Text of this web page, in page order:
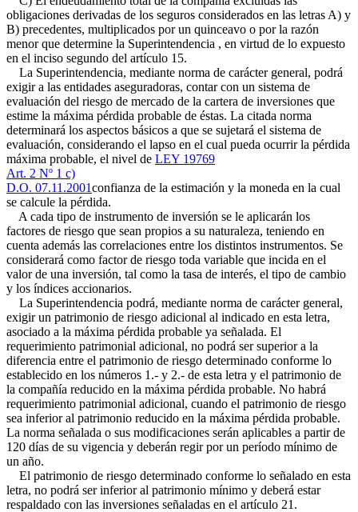
obligaciones derivadas de los seguros considerados en las letras A) y
B) precedentes, multiplicados por un quinceavo o por la razón
menor que determine la Superintendencia , en virtud de lo expuesto
en el inciso segundo del artículo 15.
La Superintendencia, mediante norma de carácter general, podrá
exigir a las entidades aseguradoras, contar con un sistema de
evaluación del riesgo de mercado de la cartera de inversiones que
estime la máxima pérdida probable de éstas. La citada norma
determinará los aspectos básicos a que se sujetará el sistema de
evaluación, considerando el lapso en el cual pueda ocurrir la pérdida
máxima probable, el nivel de LEY 19769
Art. 2 Nº 1 c)
D.O. 07.11.2001confianza de la estimación y la moneda en la cual
se calcule la pérdida.
A cada tipo de instrumento de inversión se le aplicarán los
factores de riesgo que sean propios a su naturaleza, teniendo en
cuenta además las correlaciones entre los distintos instrumentos. Se
considerará como factor de riesgo toda variable que incida en el
valor de una inversión, tal como la tasa de interés, el tipo de cambio
y los índices accionarios.
La Superintendencia podrá, mediante norma de carácter general,
exigir un patrimonio de riesgo adicional al indicado en esta letra,
asociado a la máxima pérdida probable ya señalada. El
requerimiento patrimonial adicional, no podrá ser superior a la
diferencia entre el patrimonio de riesgo determinado conforme lo
establecido en los números 1.- y 2.- de esta letra y el patrimonio de
la compañía reducido en la máxima pérdida probable. No habrá
requerimiento patrimonial adicional, cuando el patrimonio de riesgo
sea inferior al patrimonio reducido en la máxima pérdida probable.
La norma señalada o sus modificaciones serán aplicables a partir de
120 días de su vigencia y deberán regir por un período mínimo de
un año.
El patrimonio de riesgo determinado conforme lo señalado en esta
letra, no podrá ser inferior al patrimonio mínimo y deberá estar
respaldado con las inversiones señaladas en el artículo 21.